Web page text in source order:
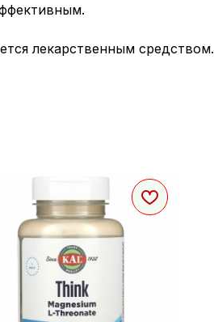
лекарственным средством.